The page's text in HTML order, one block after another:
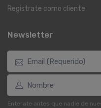
Registrate como cliente
Newsletter
Enterate antes que nadie de